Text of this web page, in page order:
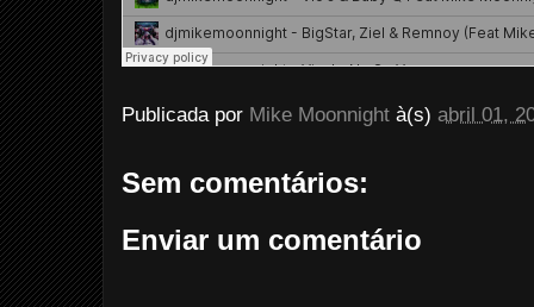
Publicada por Mike Moonnight à(s) abril 01,
Sem comentários:
Enviar um comentário